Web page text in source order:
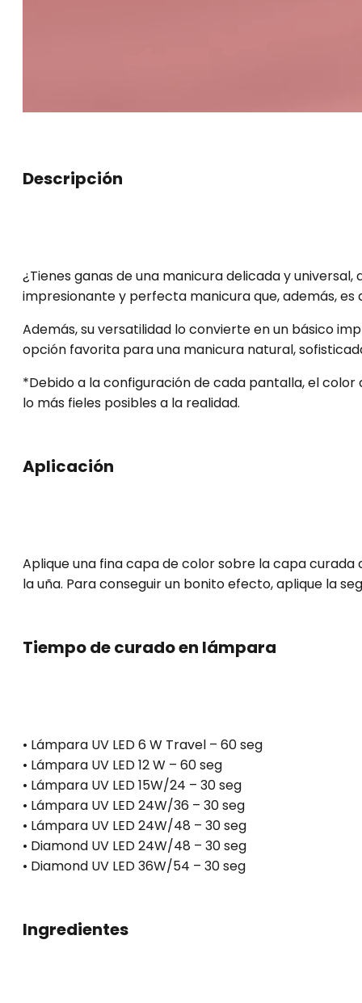
Descripción
¿Tienes ganas de una manicura delicada y
impresionante y perfecta manicura que, además, es
Además, su versatilidad lo convierte en un básico
opción favorita para una manicura natural,
*Debido a la configuración de cada pantalla, el
lo más fieles posibles a la realidad.
Aplicación
Aplique una fina capa de color sobre la capa
la uña. Para conseguir un bonito efecto, aplique la
Tiempo de curado en lámpara
• Lámpara UV LED 6 W Travel – 60 seg
• Lámpara UV LED 12 W – 60 seg
• Lámpara UV LED 15W/24 – 30 seg
• Lámpara UV LED 24W/36 – 30 seg
• Lámpara UV LED 24W/48 – 30 seg
• Diamond UV LED 24W/48 – 30 seg
• Diamond UV LED 36W/54 – 30 seg
Ingredientes